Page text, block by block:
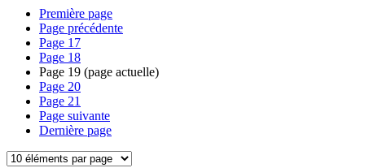
Première page
Page précédente
Page 17
Page 18
Page 19 (page actuelle)
Page 20
Page 21
Page suivante
Dernière page